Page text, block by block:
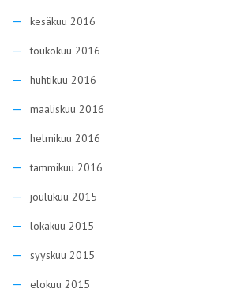
kesäkuu 2016
toukokuu 2016
huhtikuu 2016
maaliskuu 2016
helmikuu 2016
tammikuu 2016
joulukuu 2015
lokakuu 2015
syyskuu 2015
elokuu 2015